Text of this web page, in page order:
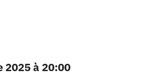
2025 à 20:00